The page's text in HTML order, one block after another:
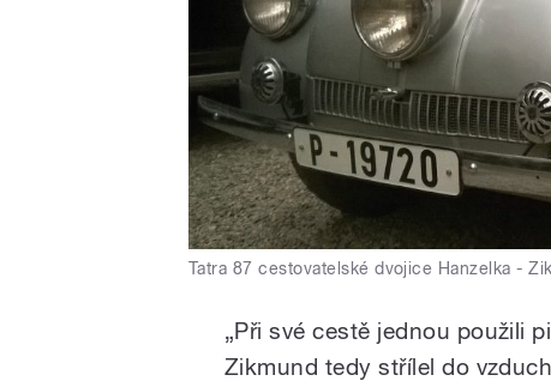
Tatra 87 cestovatelské dvojice Hanzelka -
„Při své cestě jednou použili
Zikmund tedy střílel do